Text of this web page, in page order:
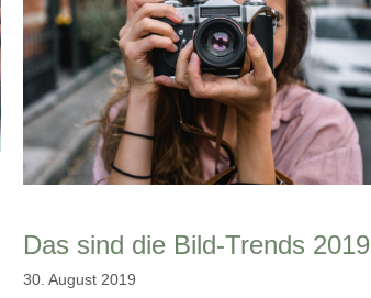
Das sind die Bild-Trends 2019
30. August 2019